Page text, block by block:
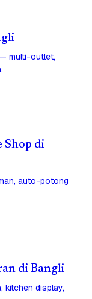
multi-outlet,
Shop di
auto-potong
di Bangli
kitchen display,